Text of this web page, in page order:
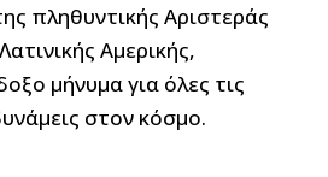
πληθυντικής Αριστεράς
Αμερικής,
μήνυμα για όλες τις
στον κόσμο.